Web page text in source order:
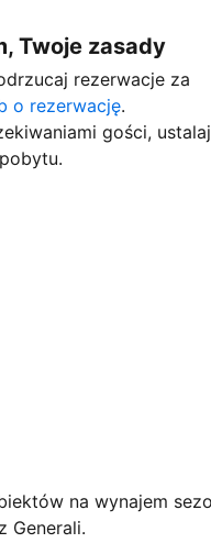
Twoje zasady
rezerwacje za
o rezerwację.
gości,
już dziś
na wynajem
Generali.